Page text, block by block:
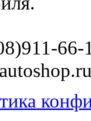
66-